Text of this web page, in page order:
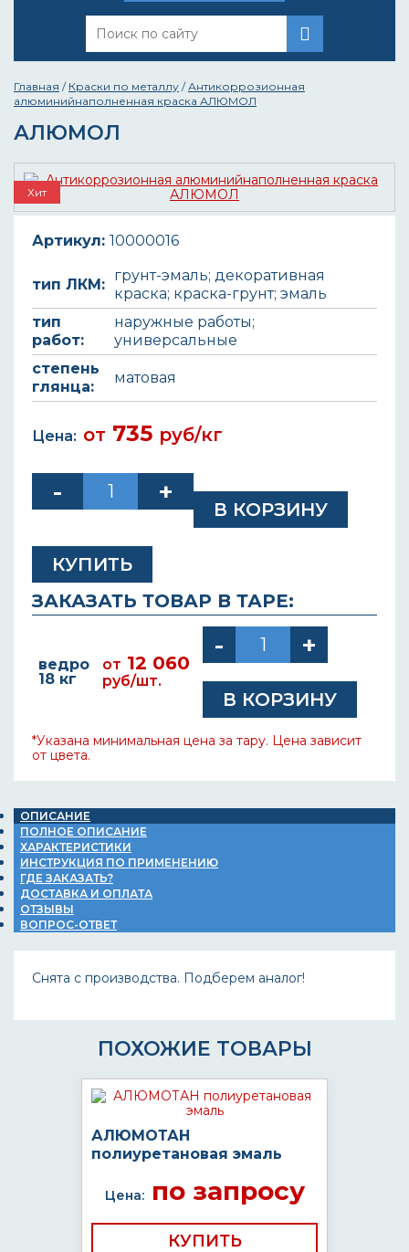
Главная / Краски по металлу /Антикоррозионная
алюминийнаполненная краска АЛЮМОЛ
АЛЮМОЛ
Хит
Артикул: 10000016
тип ЛКМ:
грунт-эмаль; декоративная
краска; краска-грунт; эмаль
тип
работ:
наружные работы;
универсальные
степень
глянца:
матовая
Цена: от 735 руб/кг
КУПИТЬ
ЗАКАЗАТЬ ТОВАР В ТАРЕ:
ведро
18 кг
от 12 060
руб/шт.
*Указана минимальная цена за тару. Цена зависит
от цвета.
ОПИСАНИЕ
ПОЛНОЕ ОПИСАНИЕ
ХАРАКТЕРИСТИКИ
ИНСТРУКЦИЯ ПО ПРИМЕНЕНИЮ
ГДЕ ЗАКАЗАТЬ?
ДОСТАВКА И ОПЛАТА
ОТЗЫВЫ
ВОПРОС-ОТВЕТ
Снята с производства. Подберем аналог!
ПОХОЖИЕ ТОВАРЫ
АЛЮМОТАН
полиуретановая эмаль
Цена:по запросу
КУПИТЬ